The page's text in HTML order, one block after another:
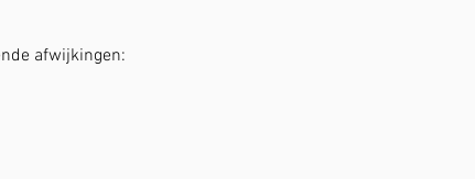
afwijkingen: